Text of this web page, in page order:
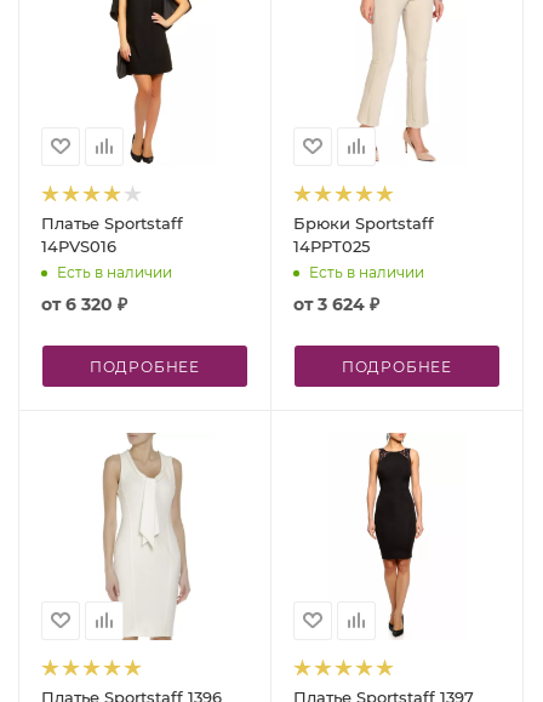
Платье Sportstaff
14PVS016
Есть в наличии
от6 320 ₽
ПОДРОБНЕЕ
Брюки Sportstaff
14PPT025
Есть в наличии
от3 624 ₽
ПОДРОБНЕЕ
Платье Sportstaff 1396 Платье Sportstaff 1397